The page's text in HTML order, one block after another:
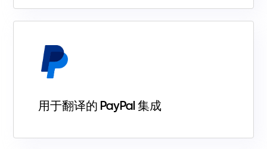
用于翻译的 PayPal 集成